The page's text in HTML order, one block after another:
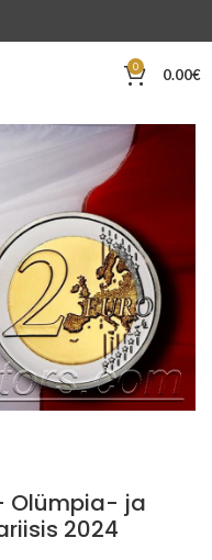
0 0.00€
Olümpia- ja
2024